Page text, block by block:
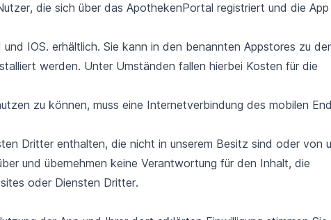
die sich über das ApothekenPortal registriert und die
IOS. erhältlich. Sie kann in den benannten Appstores zu
werden. Unter Umständen fallen hierbei Kosten für die
zu können, muss eine Internetverbindung des mobilen
Dritter enthalten, die nicht in unserem Besitz sind oder von
und übernehmen keine Verantwortung für den Inhalt, die
oder Diensten Dritter.